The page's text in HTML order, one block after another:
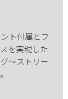
ト付属とフ
を実現した
～ストリー